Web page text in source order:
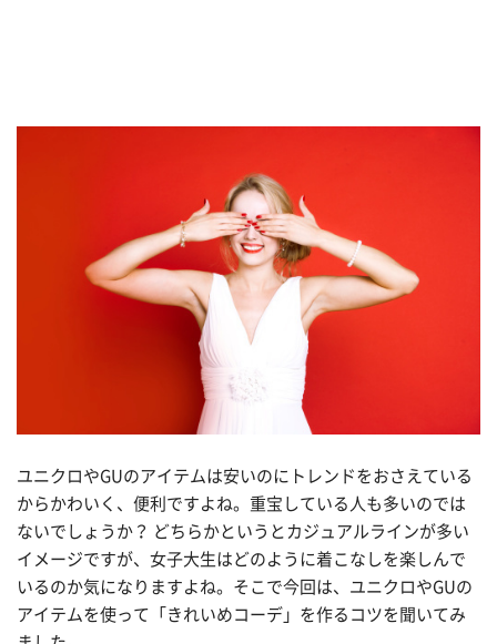
ユニクロやGUのアイテムは安いのにトレンドをおさえている
からかわいく、便利ですよね。重宝している人も多いのでは
ないでしょうか？ どちらかというとカジュアルラインが多い
イメージですが、女子大生はどのように着こなしを楽しんで
いるのか気になりますよね。そこで今回は、ユニクロやGUの
アイテムを使って「きれいめコーデ」を作るコツを聞いてみ